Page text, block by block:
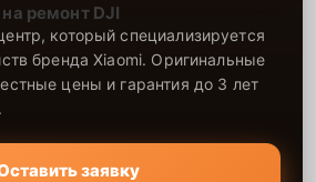
ремонт DJI
который специализируется
бренда Xiaomi. Оригинальные
цены и гарантия до 3 лет
заявку